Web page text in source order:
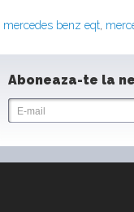
mercedes benz eqt,
Aboneaza-te la